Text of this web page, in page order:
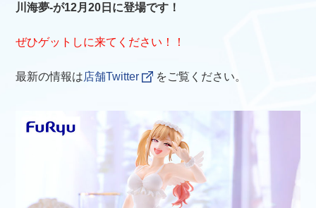
川海夢-が12月20日に登場です！
ぜひゲットしに来てください！！
最新の情報は店舗Twitter をご覧ください。